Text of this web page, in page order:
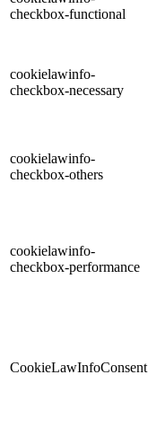
checkbox-functional
cookielawinfo-
checkbox-necessary
cookielawinfo-
checkbox-others
cookielawinfo-
checkbox-performance
CookieLawInfoConsent